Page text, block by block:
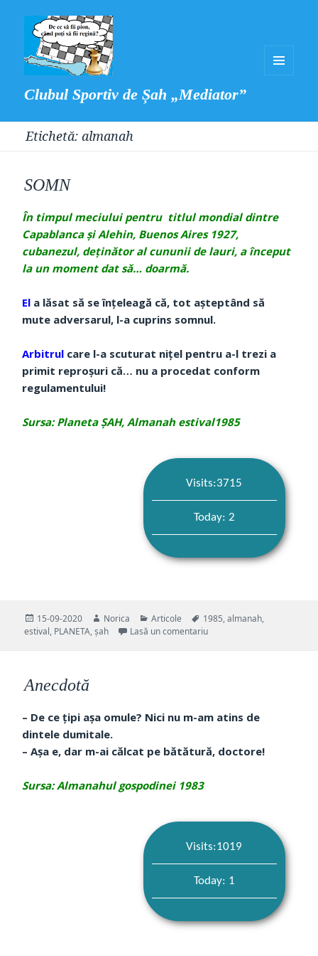
Clubul Sportiv de Șah „Mediator”
Etichetă: almanah
SOMN
În timpul meciului pentru titlul mondial dintre
Capablanca și Alehin, Buenos Aires 1927,
cubanezul, deținător al cununii de lauri, a început
la un moment dat să… doarmă.
El a lăsat să se înțeleagă că, tot așteptând să
mute adversarul, l-a cuprins somnul.
Arbitrul care l-a scuturat nițel pentru a-l trezi a
primit reproșuri că… nu a procedat conform
regulamentului!
Sursa: Planeta ȘAH, Almanah estival1985
Visits:3715
Today: 2
Publicat
pe
15-09-2020 Autor
Norica Categorii
Articole Etichete
1985,almanah,
estival, PLANETA,șah Lasă un comentariula SOMN
Anecdotă
– De ce țipi așa omule? Nici nu m-am atins de
dintele dumitale.
– Așa e, dar m-ai călcat pe bătătură, doctore!
Sursa: Almanahul gospodinei 1983
Visits:1019
Today: 1